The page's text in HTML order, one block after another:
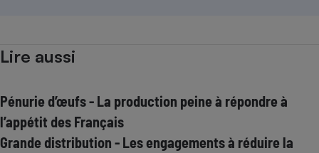
Lire aussi
Pénurie d’œufs - La production peine à répondre à
l’appétit des Français
Grande distribution - Les engagements à réduire la